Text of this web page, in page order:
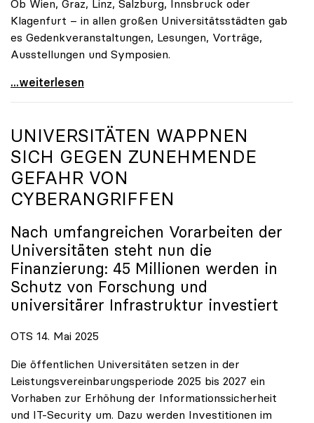
Ob Wien, Graz, Linz, Salzburg, Innsbruck oder
Klagenfurt – in allen großen Universitätsstädten gab
es Gedenkveranstaltungen, Lesungen, Vorträge,
Ausstellungen und Symposien.
uniko-Präsidentin Brigitte Hütter zu Gedenkjahr:
...weiterlesen
UNIVERSITÄTEN WAPPNEN
SICH GEGEN ZUNEHMENDE
GEFAHR VON
CYBERANGRIFFEN
Nach umfangreichen Vorarbeiten der
Universitäten steht nun die
Finanzierung: 45 Millionen werden in
Schutz von Forschung und
universitärer Infrastruktur investiert
OTS 14. Mai 2025
Die öffentlichen Universitäten setzen in der
Leistungsvereinbarungsperiode 2025 bis 2027 ein
Vorhaben zur Erhöhung der Informationssicherheit
und IT-Security um. Dazu werden Investitionen im